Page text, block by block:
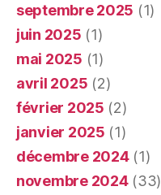
septembre 2025 (1)
juin 2025 (1)
mai 2025 (1)
avril 2025 (2)
février 2025 (2)
janvier 2025 (1)
décembre 2024(1)
novembre 2024(33)